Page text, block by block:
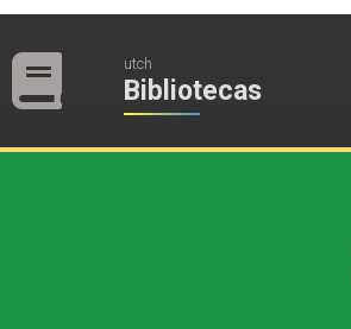
utch
Bibliotecas